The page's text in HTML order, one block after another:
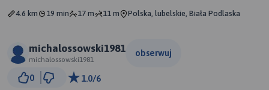
4.6 km 19 min 17 m 11 m Polska, lubelskie, Biała Podlaska
michalossowski1981
michalossowski1981
obserwuj
0 1.0/6